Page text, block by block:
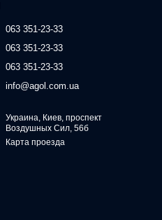
063 351-23-33
063 351-23-33
063 351-23-33
info@agol.com.ua
Украина, Киев, проспект
Воздушных Сил, 56б
Карта проезда